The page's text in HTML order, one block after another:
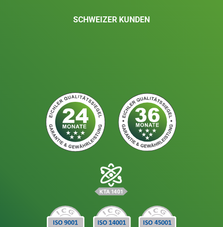
SCHWEIZER KUNDEN